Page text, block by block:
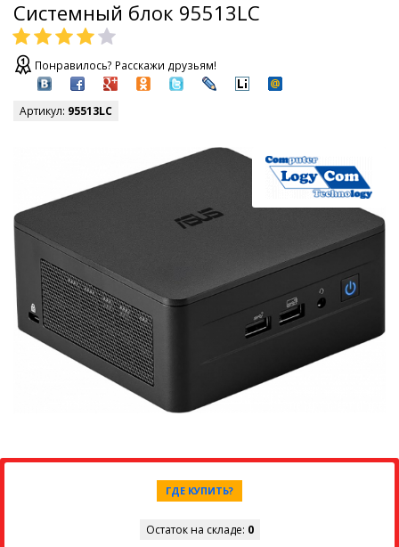
Системный блок 95513LC
Понравилось? Расскажи друзьям!
Артикул: 95513LC
ГДЕ КУПИТЬ?
Остаток на складе: 0